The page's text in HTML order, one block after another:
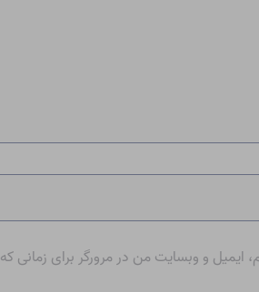
ایمیل و وبسایت من در مرورگر برای زمانی